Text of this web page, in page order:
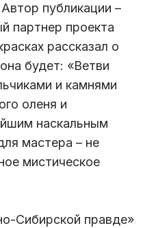
публикации –
партнер проекта
рассказал о
будет: «Ветви
и камнями
оленя и
наскальным
мастера – не
мистическое
Сибирской правде»